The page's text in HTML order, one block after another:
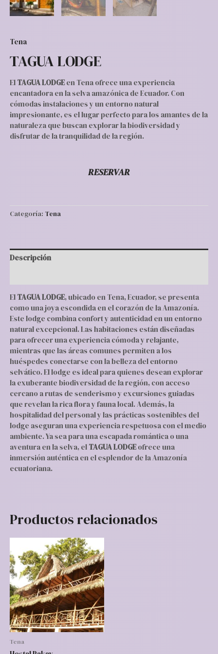
Tena
TAGUA LODGE
ElTAGUA LODGEen Tena ofrece una experiencia
encantadora en la selva amazónica de Ecuador. Con
cómodas instalaciones y un entorno natural
impresionante, es el lugar perfecto para los amantes de la
naturaleza que buscan explorar la biodiversidad y
disfrutar de la tranquilidad de la región.
RESERVAR
Categoría: Tena
Descripción
ElTAGUA LODGE, ubicado en Tena, Ecuador, se presenta
como una joya escondida en el corazón de la Amazonía.
Este lodge combina confort y autenticidad en un entorno
natural excepcional. Las habitaciones están diseñadas
para ofrecer una experiencia cómoda y relajante,
mientras que las áreas comunes permiten a los
huéspedes conectarse con la belleza del entorno
selvático. El lodge es ideal para quienes desean explorar
la exuberante biodiversidad de la región, con acceso
cercano a rutas de senderismo y excursiones guiadas
que revelan la rica flora y fauna local. Además, la
hospitalidad del personal y las prácticas sostenibles del
lodge aseguran una experiencia respetuosa con el medio
ambiente. Ya sea para una escapada romántica o una
aventura en la selva, elTAGUA LODGEofrece una
inmersión auténtica en el esplendor de la Amazonía
ecuatoriana.
Productos relacionados
Tena